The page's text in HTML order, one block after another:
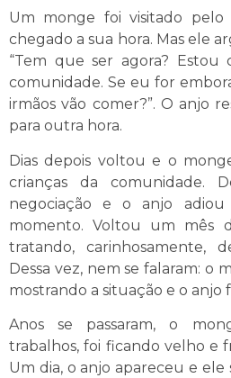
Um monge foi visitado
chegado a sua hora. Mas ele
“Tem que ser agora?
comunidade. Se eu for
irmãos vão comer?”. O anjo
para outra hora.
Dias depois voltou e o
crianças da comunidade.
negociação e o anjo
momento. Voltou um mês
tratando, carinhosamente,
Dessa vez, nem se falaram: o
mostrando a situação e o anjo
Anos se passaram, o
trabalhos, foi ficando velho e
Um dia, o anjo apareceu e ele